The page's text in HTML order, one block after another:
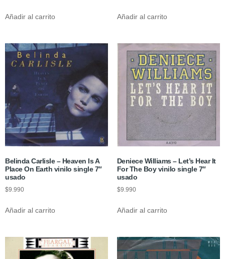
Añadir al carrito Añadir al carrito
Belinda Carlisle – Heaven Is A
Place On Earth vinilo single 7″
usado
$9.990
Añadir al carrito
Deniece Williams – Let’s Hear It
For The Boy vinilo single 7″
usado
$9.990
Añadir al carrito